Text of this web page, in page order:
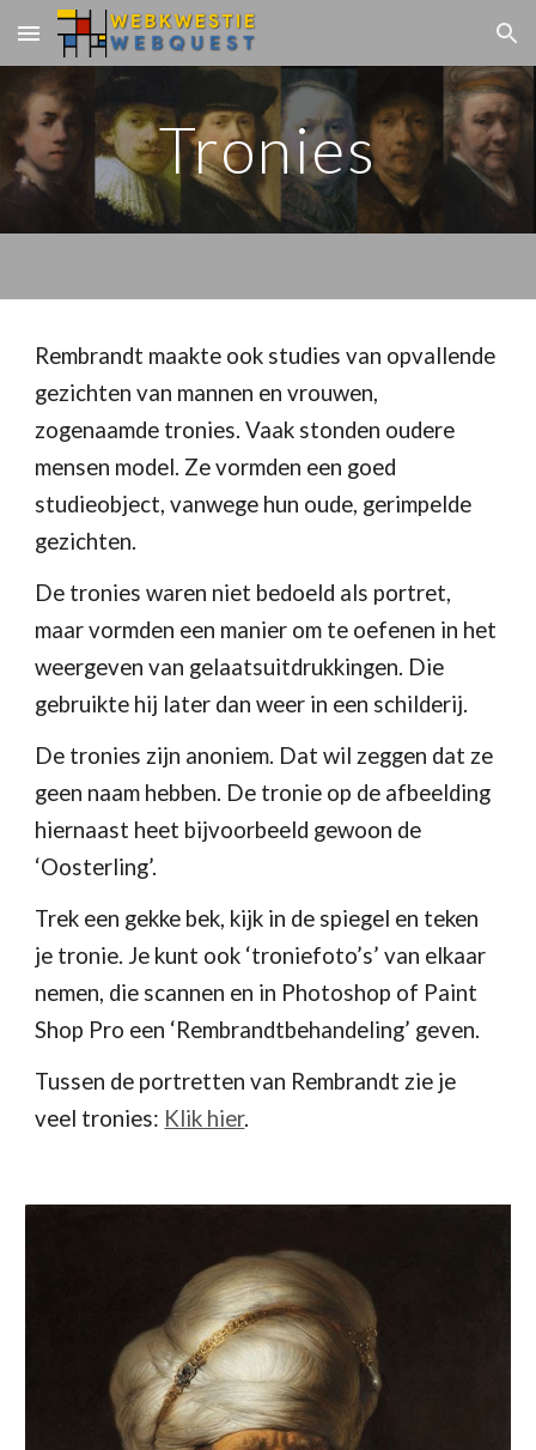
Skip to main content Skip to navigation
Tronies
Rembrandt maakte ook studies van opvallende
gezichten van mannen en vrouwen,
zogenaamde tronies. Vaak stonden oudere
mensen model. Ze vormden een goed
studieobject, vanwege hun oude, gerimpelde
gezichten.
De tronies waren niet bedoeld als portret,
maar vormden een manier om te oefenen in het
weergeven van gelaatsuitdrukkingen. Die
gebruikte hij later dan weer in een schilderij.
De tronies zijn anoniem. Dat wil zeggen dat ze
geen naam hebben. De tronie op de afbeelding
hiernaast heet bijvoorbeeld gewoon de
‘Oosterling’.
Trek een gekke bek, kijk in de spiegel en teken
je tronie. Je kunt ook ‘troniefoto’s’ van elkaar
nemen, die scannen en in Photoshop of Paint
Shop Pro een ‘Rembrandtbehandeling’ geven.
Tussen de portretten van Rembrandt zie je
veel tronies: Klik hier.